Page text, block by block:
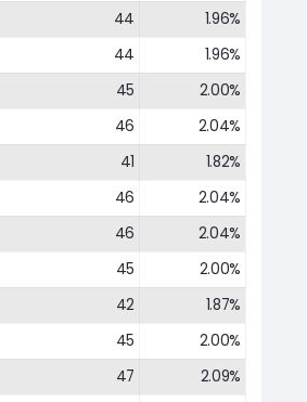
44
1.96%
44
1.96%
45
2.00%
46
2.04%
41
1.82%
46
2.04%
46
2.04%
45
2.00%
42
1.87%
45
2.00%
47 2.09%